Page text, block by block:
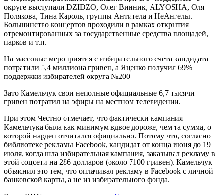
округе выступали DZIDZO, Олег Винник, ALYOSHA, Оля
Полякова, Тина Кароль, группы Антитела и НеАнгелы.
Большинство концертов проходили в рамках открытия
отремонтированных за государственные средства площадей,
парков и т.п.
На массовые мероприятия с избирательного счета кандидата
потратили 5,4 миллиона гривен, а Яценко получил 69%
поддержки избирателей округа №200.
Зато Камельчук свои неполные официальные 6,7 тысячи
гривен потратил на эфиры на местном телевидении.
При этом Честно отмечает, что фактически кампания
Камельчука была как минимум вдвое дороже, чем та сумма, о
которой нардеп отчитался официально. Потому что, согласно
библиотеке рекламы Facebook, кандидат от конца июня до 19
июля, когда шла избирательная кампания, заказывал рекламу в
этой соцсети на 286 долларов (около 7100 гривен). Камельчук
объяснил это тем, что оплачивал рекламу в Facebook с личной
банковской карты, а не из избирательного фонда.